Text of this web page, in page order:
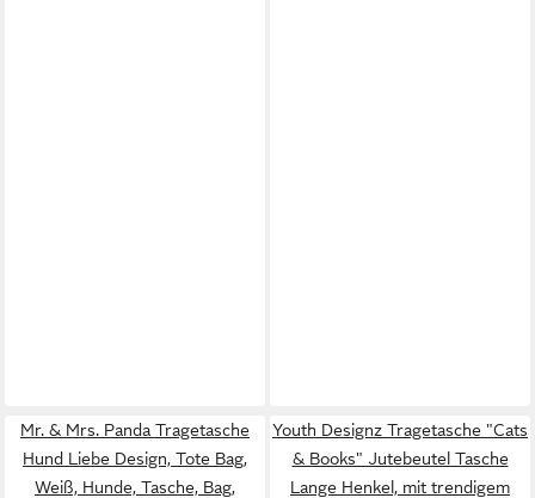
Mr. & Mrs. Panda Tragetasche
Hund Liebe Design, Tote Bag,
Weiß, Hunde, Tasche, Bag,
Youth Designz Tragetasche "Cats
& Books" Jutebeutel Tasche
Lange Henkel, mit trendigem